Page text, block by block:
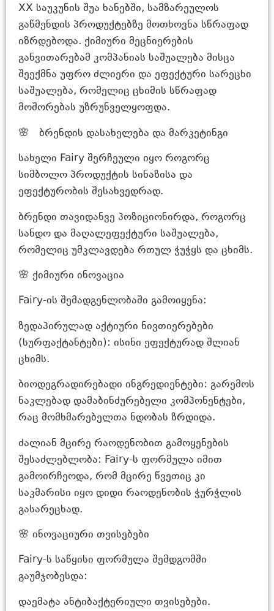
XX საუკუნის შუა ხანებში, სამზარეულოს
გაწმენდის პროდუქტებზე მოთხოვნა სწრაფად
იზრდებოდა. ქიმიური მეცნიერების
განვითარებამ კომპანიას საშუალება მისცა
შეექმნა უფრო ძლიერი და ეფექტური სარეცხი
საშუალება, რომელიც ცხიმის სწრაფად
მოშორებას უზრუნველყოფდა.
🌸 ბრენდის დასახელება და მარკეტინგი
სახელი Fairy შერჩეული იყო როგორც
სიმბოლო პროდუქტის სინაზისა და
ეფექტურობის შესახვედრად.
ბრენდი თავიდანვე პოზიციონირდა, როგორც
სანდო და მაღალეფექტური საშუალება,
რომელიც უმკლავდება რთულ ჭუჭყს და ცხიმს.
🌸 ქიმიური ინოვაცია
Fairy-ის შემადგენლობაში გამოიყენა:
ზედაპირულად აქტიური ნივთიერებები
(სურფაქტანტები): ისინი ეფექტურად შლიან
ცხიმს.
ბიოდეგრადირებადი ინგრედიენტები: გარემოს
ნაკლებად დამაბინძურებელი კომპონენტები,
რაც მომხმარებელთა ნდობას ზრდიდა.
ძალიან მცირე რაოდენობით გამოყენების
შესაძლებლობა: Fairy-ს ფორმულა იმით
გამოირჩეოდა, რომ მცირე წვეთიც კი
საკმარისი იყო დიდი რაოდენობის ჭურჭლის
გასარეცხად.
🌸 ინოვაციური თვისებები
Fairy-ს საწყისი ფორმულა შემდგომში
გაუმჯობესდა:
დაემატა ანტიბაქტერიული თვისებები.